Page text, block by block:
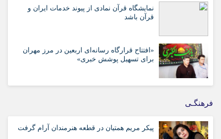
نمایشگاه قرآن نمادی از پیوند خدمات ایران و
قرآن باشد
«افتتاح قرارگاه رسانه‌ای اربعین در مرز مهران
برای تسهیل پوشش خبری»
فرهنگـی
پیکر مریم همتیان در قطعه هنرمندان آرام گرفت